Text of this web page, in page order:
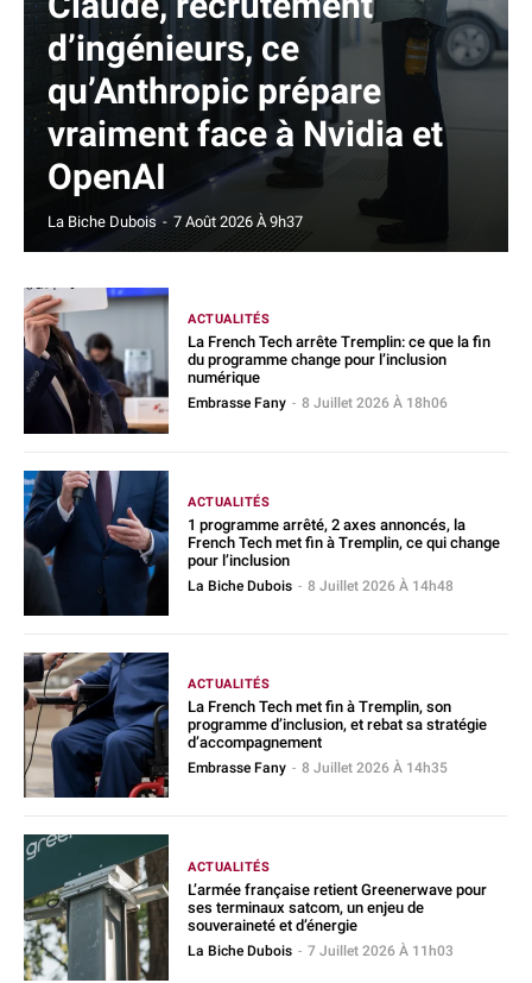
d’ingénieurs, ce
qu’Anthropic prépare
vraiment face à Nvidia et
OpenAI
La Biche Dubois - 7 Août 2026 À 9h37
ACTUALITÉS
La French Tech arrête Tremplin: ce que la fin
du programme change pour l’inclusion
numérique
Embrasse Fany - 8 Juillet 2026 À 18h06
ACTUALITÉS
1 programme arrêté, 2 axes annoncés, la
French Tech met fin à Tremplin, ce qui change
pour l’inclusion
La Biche Dubois - 8 Juillet 2026 À 14h48
ACTUALITÉS
La French Tech met fin à Tremplin, son
programme d’inclusion, et rebat sa stratégie
d’accompagnement
Embrasse Fany - 8 Juillet 2026 À 14h35
ACTUALITÉS
L’armée française retient Greenerwave pour
ses terminaux satcom, un enjeu de
souveraineté et d’énergie
La Biche Dubois - 7 Juillet 2026 À 11h03